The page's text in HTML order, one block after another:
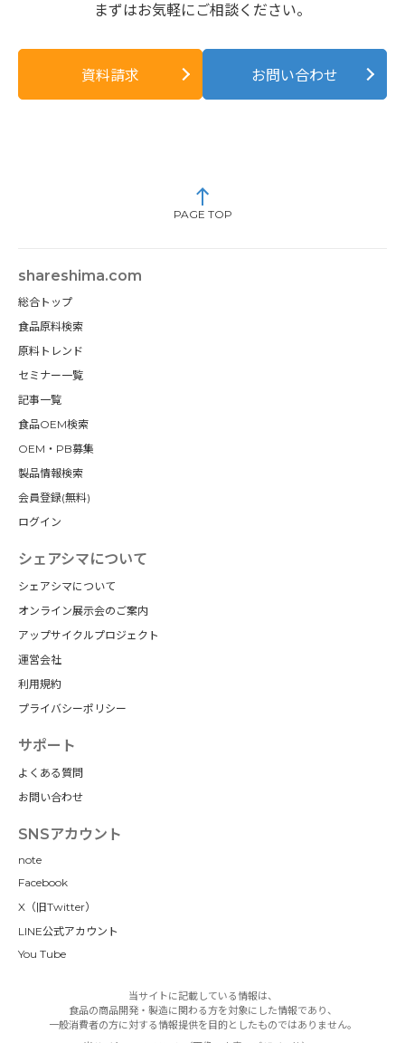
まずはお気軽にご相談ください。
資料請求 お問い合わせ
PAGE TOP
shareshima.com
総合トップ
食品原料検索
原料トレンド
セミナー一覧
記事一覧
食品OEM検索
OEM・PB募集
製品情報検索
会員登録(無料)
ログイン
シェアシマについて
シェアシマについて
オンライン展示会のご案内
アップサイクルプロジェクト
運営会社
利用規約
プライバシーポリシー
サポート
よくある質問
お問い合わせ
SNSアカウント
note
Facebook
X（旧Twitter）
LINE公式アカウント
You Tube
当サイトに記載している情報は、
食品の商品開発・製造に関わる方を対象にした情報であり、
一般消費者の方に対する情報提供を目的としたものではありません。